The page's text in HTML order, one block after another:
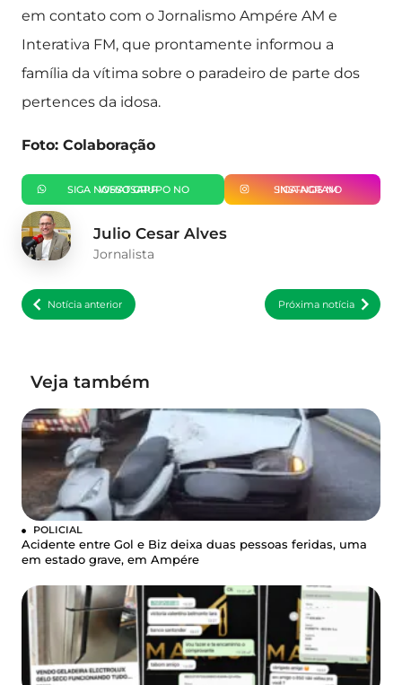
em contato com o Jornalismo Ampére AM e
Interativa FM, que prontamente informou a
família da vítima sobre o paradeiro de parte dos
pertences da idosa.
Foto: Colaboração
SIGA NOSSO GRUPO NO WHATSAPP SIGA-NOS NO INSTAGRAM
Julio Cesar Alves
Jornalista
Notícia anterior Próxima notícia
Veja também
POLICIAL
Acidente entre Gol e Biz deixa duas pessoas feridas, uma
em estado grave, em Ampére